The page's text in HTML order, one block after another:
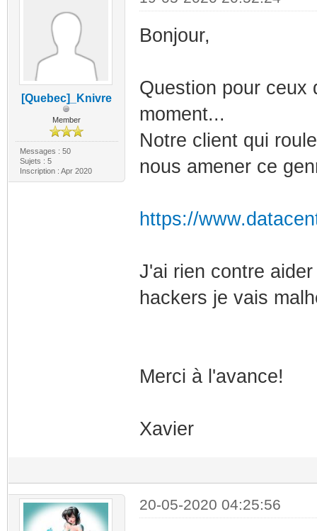
[Quebec]_Knivre
Member
Messages : 50
Sujets : 5
Inscription : Apr 2020
Bonjour,
Question pour ceux
moment...
Notre client qui
nous amener ce
https://
J'ai rien contre
hackers je vais
Merci à l'avance!
Xavier
20-05-2020 04:25:56